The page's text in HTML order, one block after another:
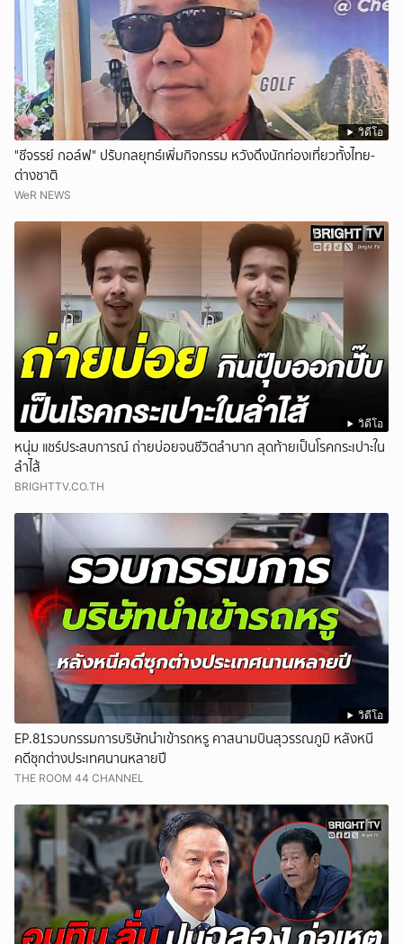
วิดีโอ
"ชีจรรย์ กอล์ฟ" ปรับกลยุทธ์เพิ่มกิจกรรม หวังดึงนักท่องเที่ยวทั้งไทย-
ต่างชาติ
WeR NEWS
วิดีโอ
หนุ่ม แชร์ประสบการณ์ ถ่ายบ่อยจนชีวิตลำบาก สุดท้ายเป็นโรคกระเปาะใน
ลำไส้
BRIGHTTV.CO.TH
วิดีโอ
EP.81รวบกรรมการบริษัทนำเข้ารถหรู คาสนามบินสุวรรณภูมิ หลังหนี
คดีซุกต่างประเทศนานหลายปี
THE ROOM 44 CHANNEL